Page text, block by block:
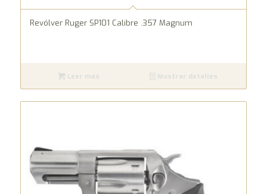
Revólver Ruger SP101 Calibre .357 Magnum
Leer más Mostrar detalles